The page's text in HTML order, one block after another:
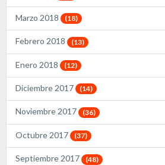
Marzo 2018 (18)
Febrero 2018 (13)
Enero 2018 (12)
Diciembre 2017 (14)
Noviembre 2017 (36)
Octubre 2017 (37)
Septiembre 2017 (48)